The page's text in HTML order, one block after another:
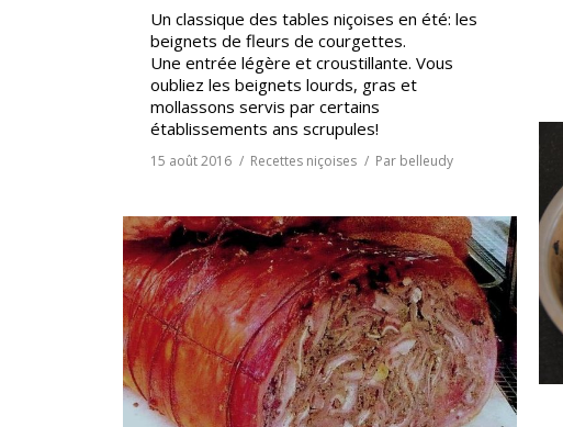
Un classique des tables niçoises en été: les
beignets de fleurs de courgettes.
Une entrée légère et croustillante. Vous
oubliez les beignets lourds, gras et
mollassons servis par certains
établissements ans scrupules!
15 août 2016 Recettes niçoises Par belleudy